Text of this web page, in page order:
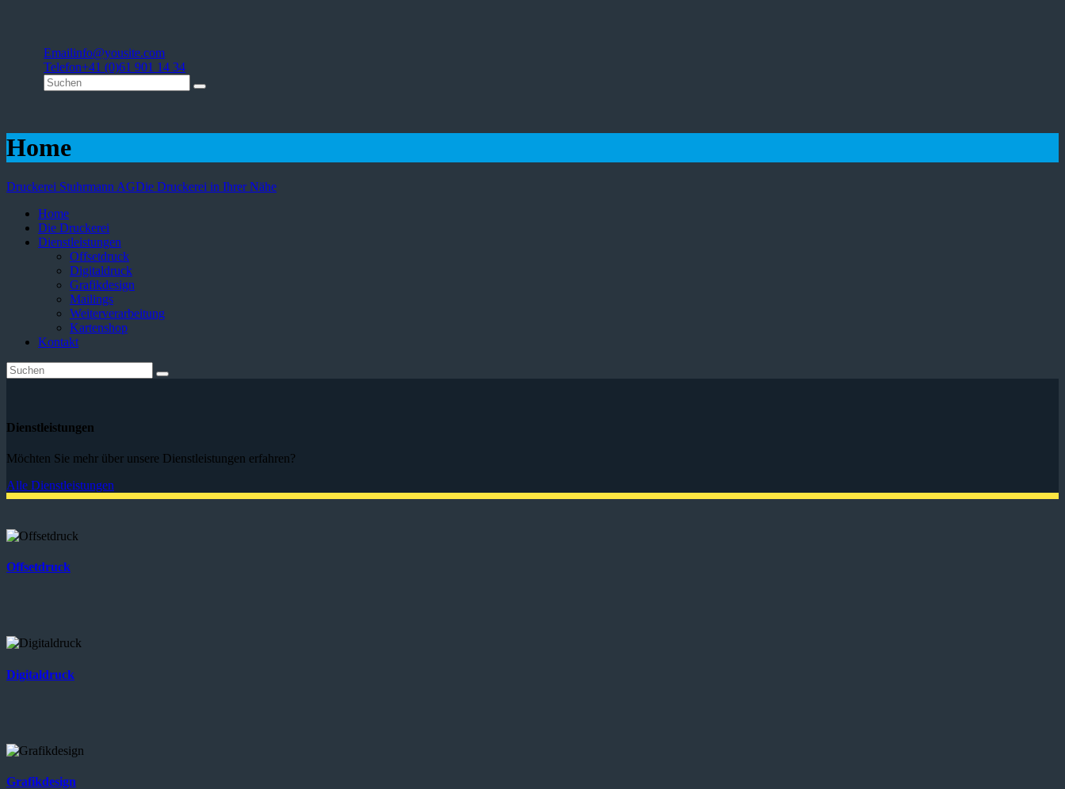
Emailinfo@yousite.com
Telefon+41 (0)61 901 14 34
Home
Druckerei Stuhrmann AGDie Druckerei in Ihrer Nähe
Home
Die Druckerei
Dienstleistungen
Offsetdruck
Digitaldruck
Grafikdesign
Mailings
Weiterverarbeitung
Kartenshop
Kontakt
Dienstleistungen
Möchten Sie mehr über unsere Dienstleistungen erfahren?
Alle Dienstleistungen
Offsetdruck
Digitaldruck
Grafikdesign